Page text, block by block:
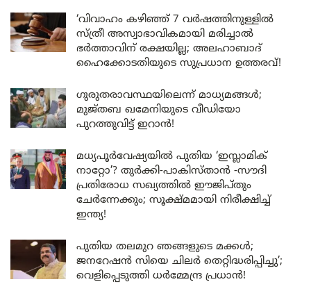
‘വിവാഹം കഴിഞ്ഞ് 7 വർഷത്തിനുള്ളിൽ
സ്ത്രീ അസ്വാഭാവികമായി മരിച്ചാൽ
ഭർത്താവിന് രക്ഷയില്ല; അലഹാബാദ്
ഹൈക്കോടതിയുടെ സുപ്രധാന ഉത്തരവ്!
ഗുരുതരാവസ്ഥയിലെന്ന് മാധ്യമങ്ങൾ;
മുജ്തബ ഖമേനിയുടെ വീഡിയോ
പുറത്തുവിട്ട് ഇറാൻ!
മധ്യപൂർവേഷ്യയിൽ പുതിയ ‘ഇസ്ലാമിക്
നാറ്റോ’? തുർക്കി-പാകിസ്താൻ -സൗദി
പ്രതിരോധ സഖ്യത്തിൽ ഈജിപ്തും
ചേർന്നേക്കും; സൂക്ഷ്മമായി നിരീക്ഷിച്ച്
ഇന്ത്യ!
പുതിയ തലമുറ ഞങ്ങളുടെ മക്കൾ;
ജനറേഷൻ സിയെ ചിലർ തെറ്റിദ്ധരിപ്പിച്ചു’;
വെളിപ്പെടുത്തി ധർമ്മേന്ദ്ര പ്രധാൻ!